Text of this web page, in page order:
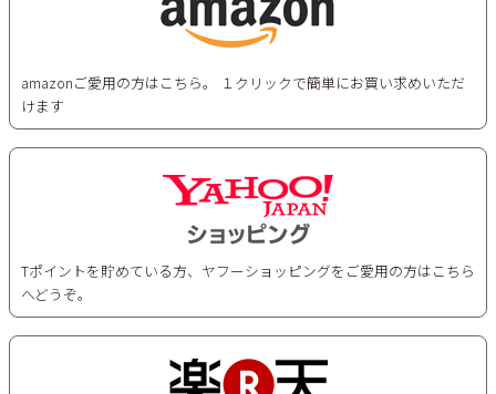
amazonご愛用の方はこちら。 １クリックで簡単にお買い求めいただ
けます
Tポイントを貯めている方、ヤフーショッピングをご愛用の方はこちら
へどうぞ。